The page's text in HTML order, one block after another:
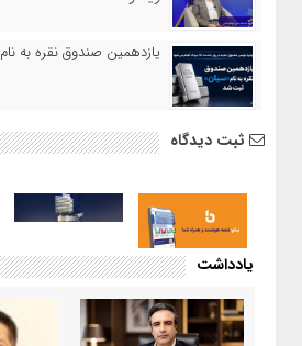
یازدهمین صندوق نقره به
ثبت دیدگاه
یادداشت